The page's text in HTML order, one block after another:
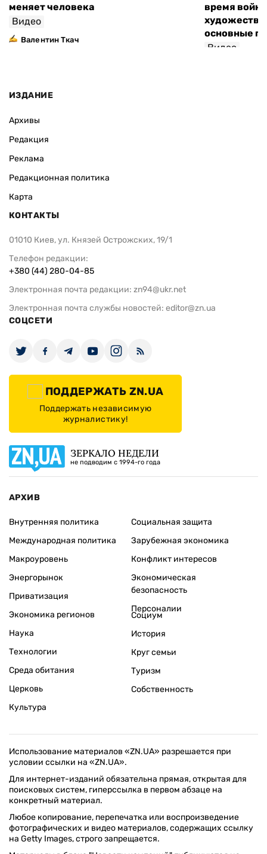
меняет человека
Видео
Валентин Ткач
время
основные
Видео
ИЗДАНИЕ
Архивы
Редакция
Реклама
Редакционная политика
Карта
КОНТАКТЫ
01010 Киев, ул. Князей Острожских, 19/1
Телефон редакции:
+380 (44) 280-04-85
Электронная почта редакции: zn94@ukr.net
Электронная почта службы новостей: editor@zn.ua
СОЦСЕТИ
ПОДДЕРЖАТЬ ZN.UA
Поддержать независимую
журналистику!
ЗЕРКАЛО НЕДЕЛИ
не подводим с 1994-го года
АРХИВ
Внутренняя политика
Международная политика
Макроуровень
Энергорынок
Приватизация
Экономика регионов
Социальная защита
Зарубежная экономика
Конфликт интересов
Экономическая
безопасность
Персоналии
Наука
Технологии
Среда обитания
Церковь
Культура
Социум
История
Круг семьи
Туризм
Собственность
Использование материалов «ZN.UA» разрешается при
условии ссылки на «ZN.UA».
Для интернет-изданий обязательна прямая, открытая для
поисковых систем, гиперссылка в первом абзаце на
конкретный материал.
Любое копирование, перепечатка или воспроизведение
фотографических и видео материалов, содержащих ссылку
на Getty Images, строго запрещается.